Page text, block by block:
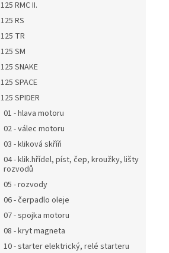
125 RMC II.
125 RS
125 TR
125 SM
125 SNAKE
125 SPACE
125 SPIDER
01 - hlava motoru
02 - válec motoru
03 - kliková skříň
04 - klik.hřídel, píst, čep, kroužky, lišty
rozvodů
05 - rozvody
06 - čerpadlo oleje
07 - spojka motoru
08 - kryt magneta
10 - starter elektrický, relé starteru